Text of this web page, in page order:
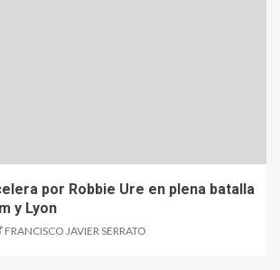
por Robbie Ure en plena batalla
y Lyon
FRANCISCO JAVIER SERRATO